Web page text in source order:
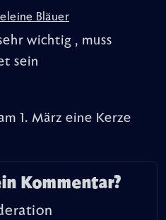
Bläuer
wichtig , muss
sein
1. März eine Kerze
Kommentar?